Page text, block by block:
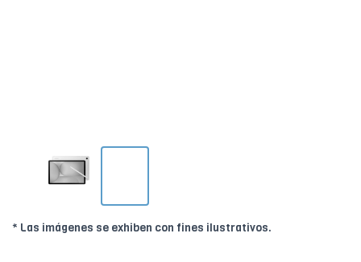
* Las imágenes se exhiben con fines ilustrativos.